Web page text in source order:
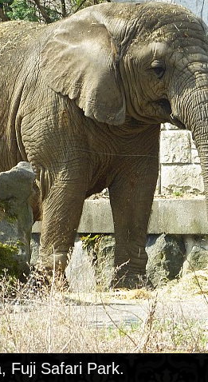
Fuji Safari Park.